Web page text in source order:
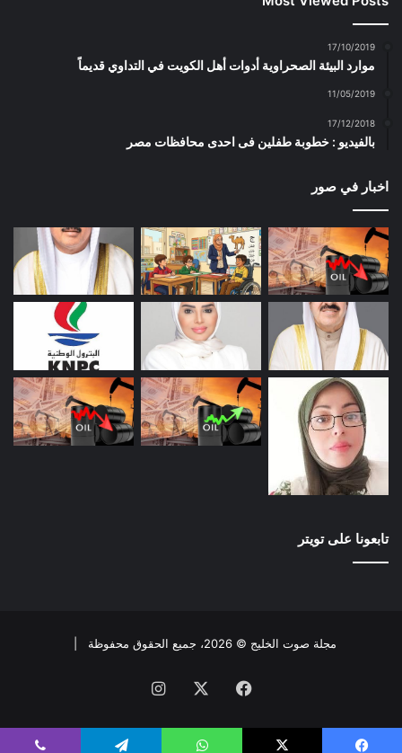
17/10/2019
موارد البيئة الصحراوية أدوات أهل الكويت في التداوي قديماً
11/05/2019
17/12/2018
بالفيديو : خطوبة طفلين فى احدى محافظات مصر
اخبار في صور
تابعونا على تويتر
مجلة صوت الخليج © 2026، جميع الحقوق محفوظة |
فيسبوك انستقرام